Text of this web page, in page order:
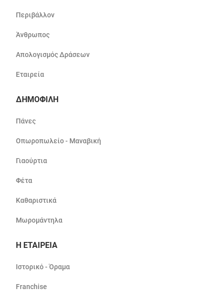
Περιβάλλον
Άνθρωπος
Απολογισμός Δράσεων
Εταιρεία
ΔΗΜΟΦΙΛΗ
Πάνες
Οπωροπωλείο - Μαναβική
Γιαούρτια
Φέτα
Καθαριστικά
Μωρομάντηλα
Η ΕΤΑΙΡΕΙΑ
Ιστορικό - Όραμα
Franchise